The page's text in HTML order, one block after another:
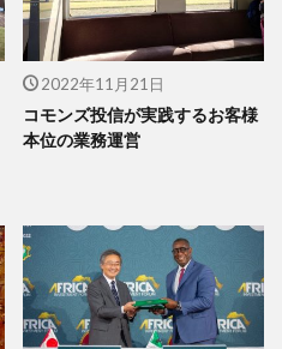
2022年11月21日
コモンズ投信が実践するお客様
本位の業務運営